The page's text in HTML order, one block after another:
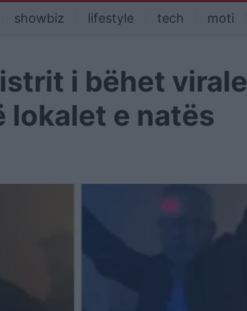
showbiz lifestyle tech moti
i bëhet virale
lokalet e natës